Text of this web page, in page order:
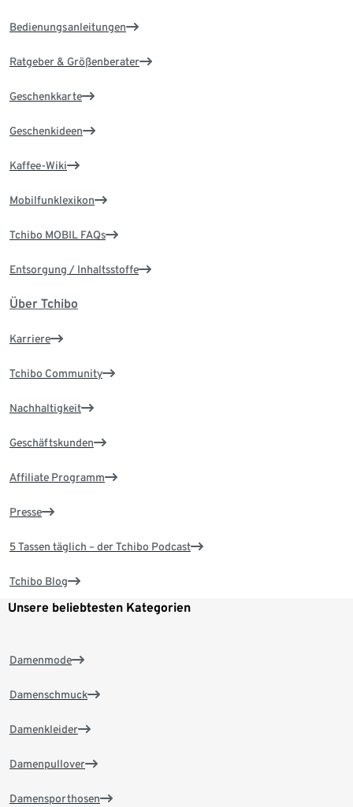
Bedienungsanleitungen
Ratgeber & Größenberater
Geschenkkarte
Geschenkideen
Kaffee-Wiki
Mobilfunklexikon
Tchibo MOBIL FAQs
Entsorgung / Inhaltsstoffe
Über Tchibo
Karriere
Tchibo Community
Nachhaltigkeit
Geschäftskunden
Affiliate Programm
Presse
5 Tassen täglich – der Tchibo Podcast
Tchibo Blog
Unsere beliebtesten Kategorien
Damenmode
Damenschmuck
Damenkleider
Damenpullover
Damensporthosen